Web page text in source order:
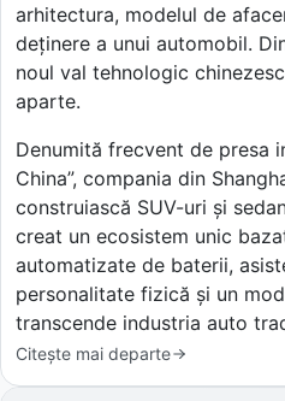
arhitectura, modelul de
deținere a unui automobil.
noul val tehnologic
aparte.
Denumită frecvent de presa
China”, compania din
construiască SUV-uri și
creat un ecosistem unic
automatizate de baterii,
personalitate fizică și un
transcende industria auto
Citește mai departe